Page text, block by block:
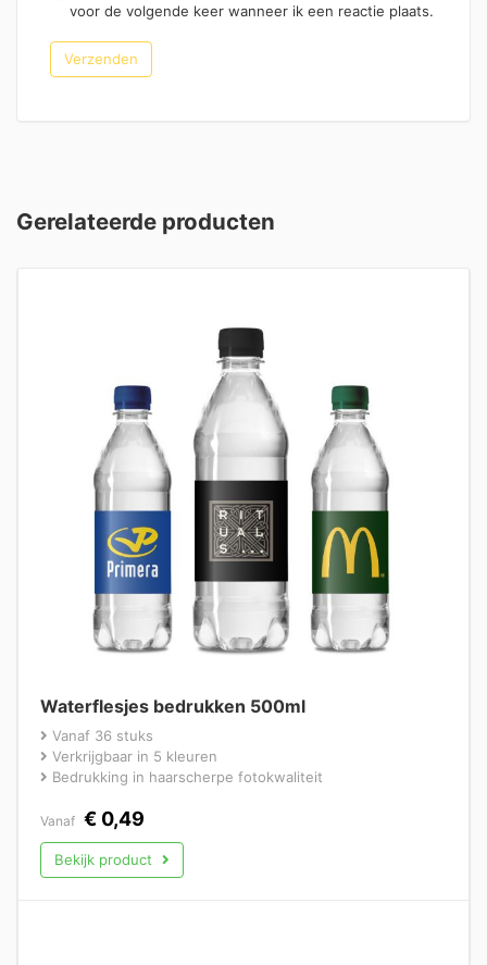
voor de volgende keer wanneer ik een reactie plaats.
Gerelateerde producten
Waterflesjes bedrukken 500ml
Vanaf 36 stuks
Verkrijgbaar in 5 kleuren
Bedrukking in haarscherpe fotokwaliteit
Vanaf € 0,49
Bekijk product